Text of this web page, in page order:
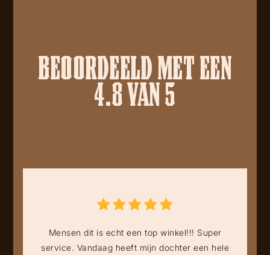
BEOORDEELD MET EEN
4.8 VAN 5
Mensen dit is echt een top winkel!!! Super
service. Vandaag heeft mijn dochter een hele